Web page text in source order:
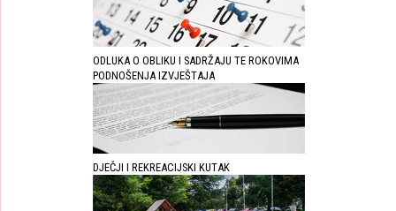
ODLUKA O OBLIKU I SADRŽAJU TE ROKOVIMA
PODNOŠENJA IZVJEŠTAJA
DJEČJI I REKREACIJSKI KUTAK